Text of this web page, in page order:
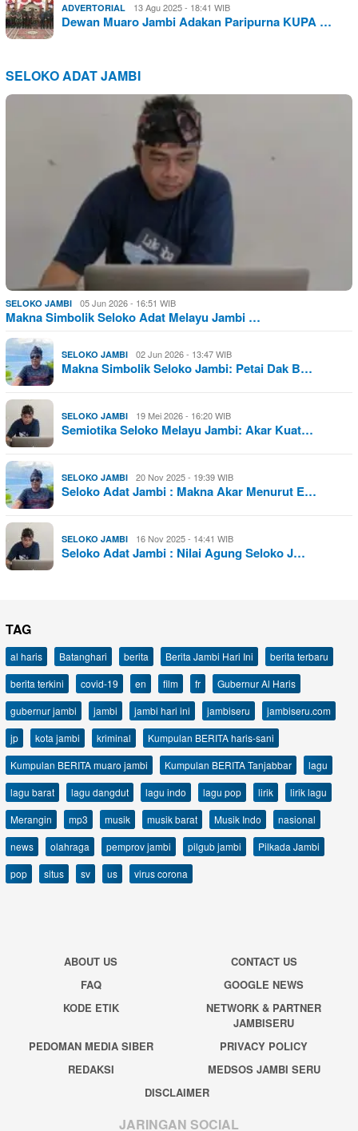
ADVERTORIAL 13 Agu 2025 - 18:41 WIB
Dewan Muaro Jambi Adakan Paripurna KUPA …
SELOKO ADAT JAMBI
SELOKO JAMBI 05 Jun 2026 - 16:51 WIB
Makna Simbolik Seloko Adat Melayu Jambi …
SELOKO JAMBI 02 Jun 2026 - 13:47 WIB
Makna Simbolik Seloko Jambi: Petai Dak B…
SELOKO JAMBI 19 Mei 2026 - 16:20 WIB
Semiotika Seloko Melayu Jambi: Akar Kuat…
SELOKO JAMBI 20 Nov 2025 - 19:39 WIB
Seloko Adat Jambi : Makna Akar Menurut E…
SELOKO JAMBI 16 Nov 2025 - 14:41 WIB
Seloko Adat Jambi : Nilai Agung Seloko J…
TAG
al haris Batanghari berita Berita Jambi Hari Ini
berita terbaru
berita terkini
covid-19 en film fr
Gubernur Al Haris
gubernur jambi
jambi jambi hari ini jambiseru
jambiseru.com
jp
kota jambi kriminal
Kumpulan BERITA haris-sani
Kumpulan BERITA muaro jambi
Kumpulan BERITA Tanjabbar
lagu
lagu barat
lagu dangdut lagu indo lagu pop lirik
lirik lagu
Merangin
mp3 musik musik barat Musik Indo
nasional
news
olahraga pemprov jambi pilgub jambi
Pilkada Jambi
pop
situs sv us virus corona
ABOUT US
CONTACT US
FAQ
GOOGLE NEWS
KODE ETIK
NETWORK & PARTNER
JAMBISERU
PEDOMAN MEDIA SIBER
PRIVACY POLICY
REDAKSI
MEDSOS JAMBI SERU
DISCLAIMER
JARINGAN SOCIAL